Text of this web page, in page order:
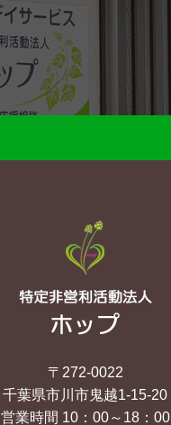
〒272-0022
千葉県市川市鬼越1-15-20
営業時間 10：00～18：00